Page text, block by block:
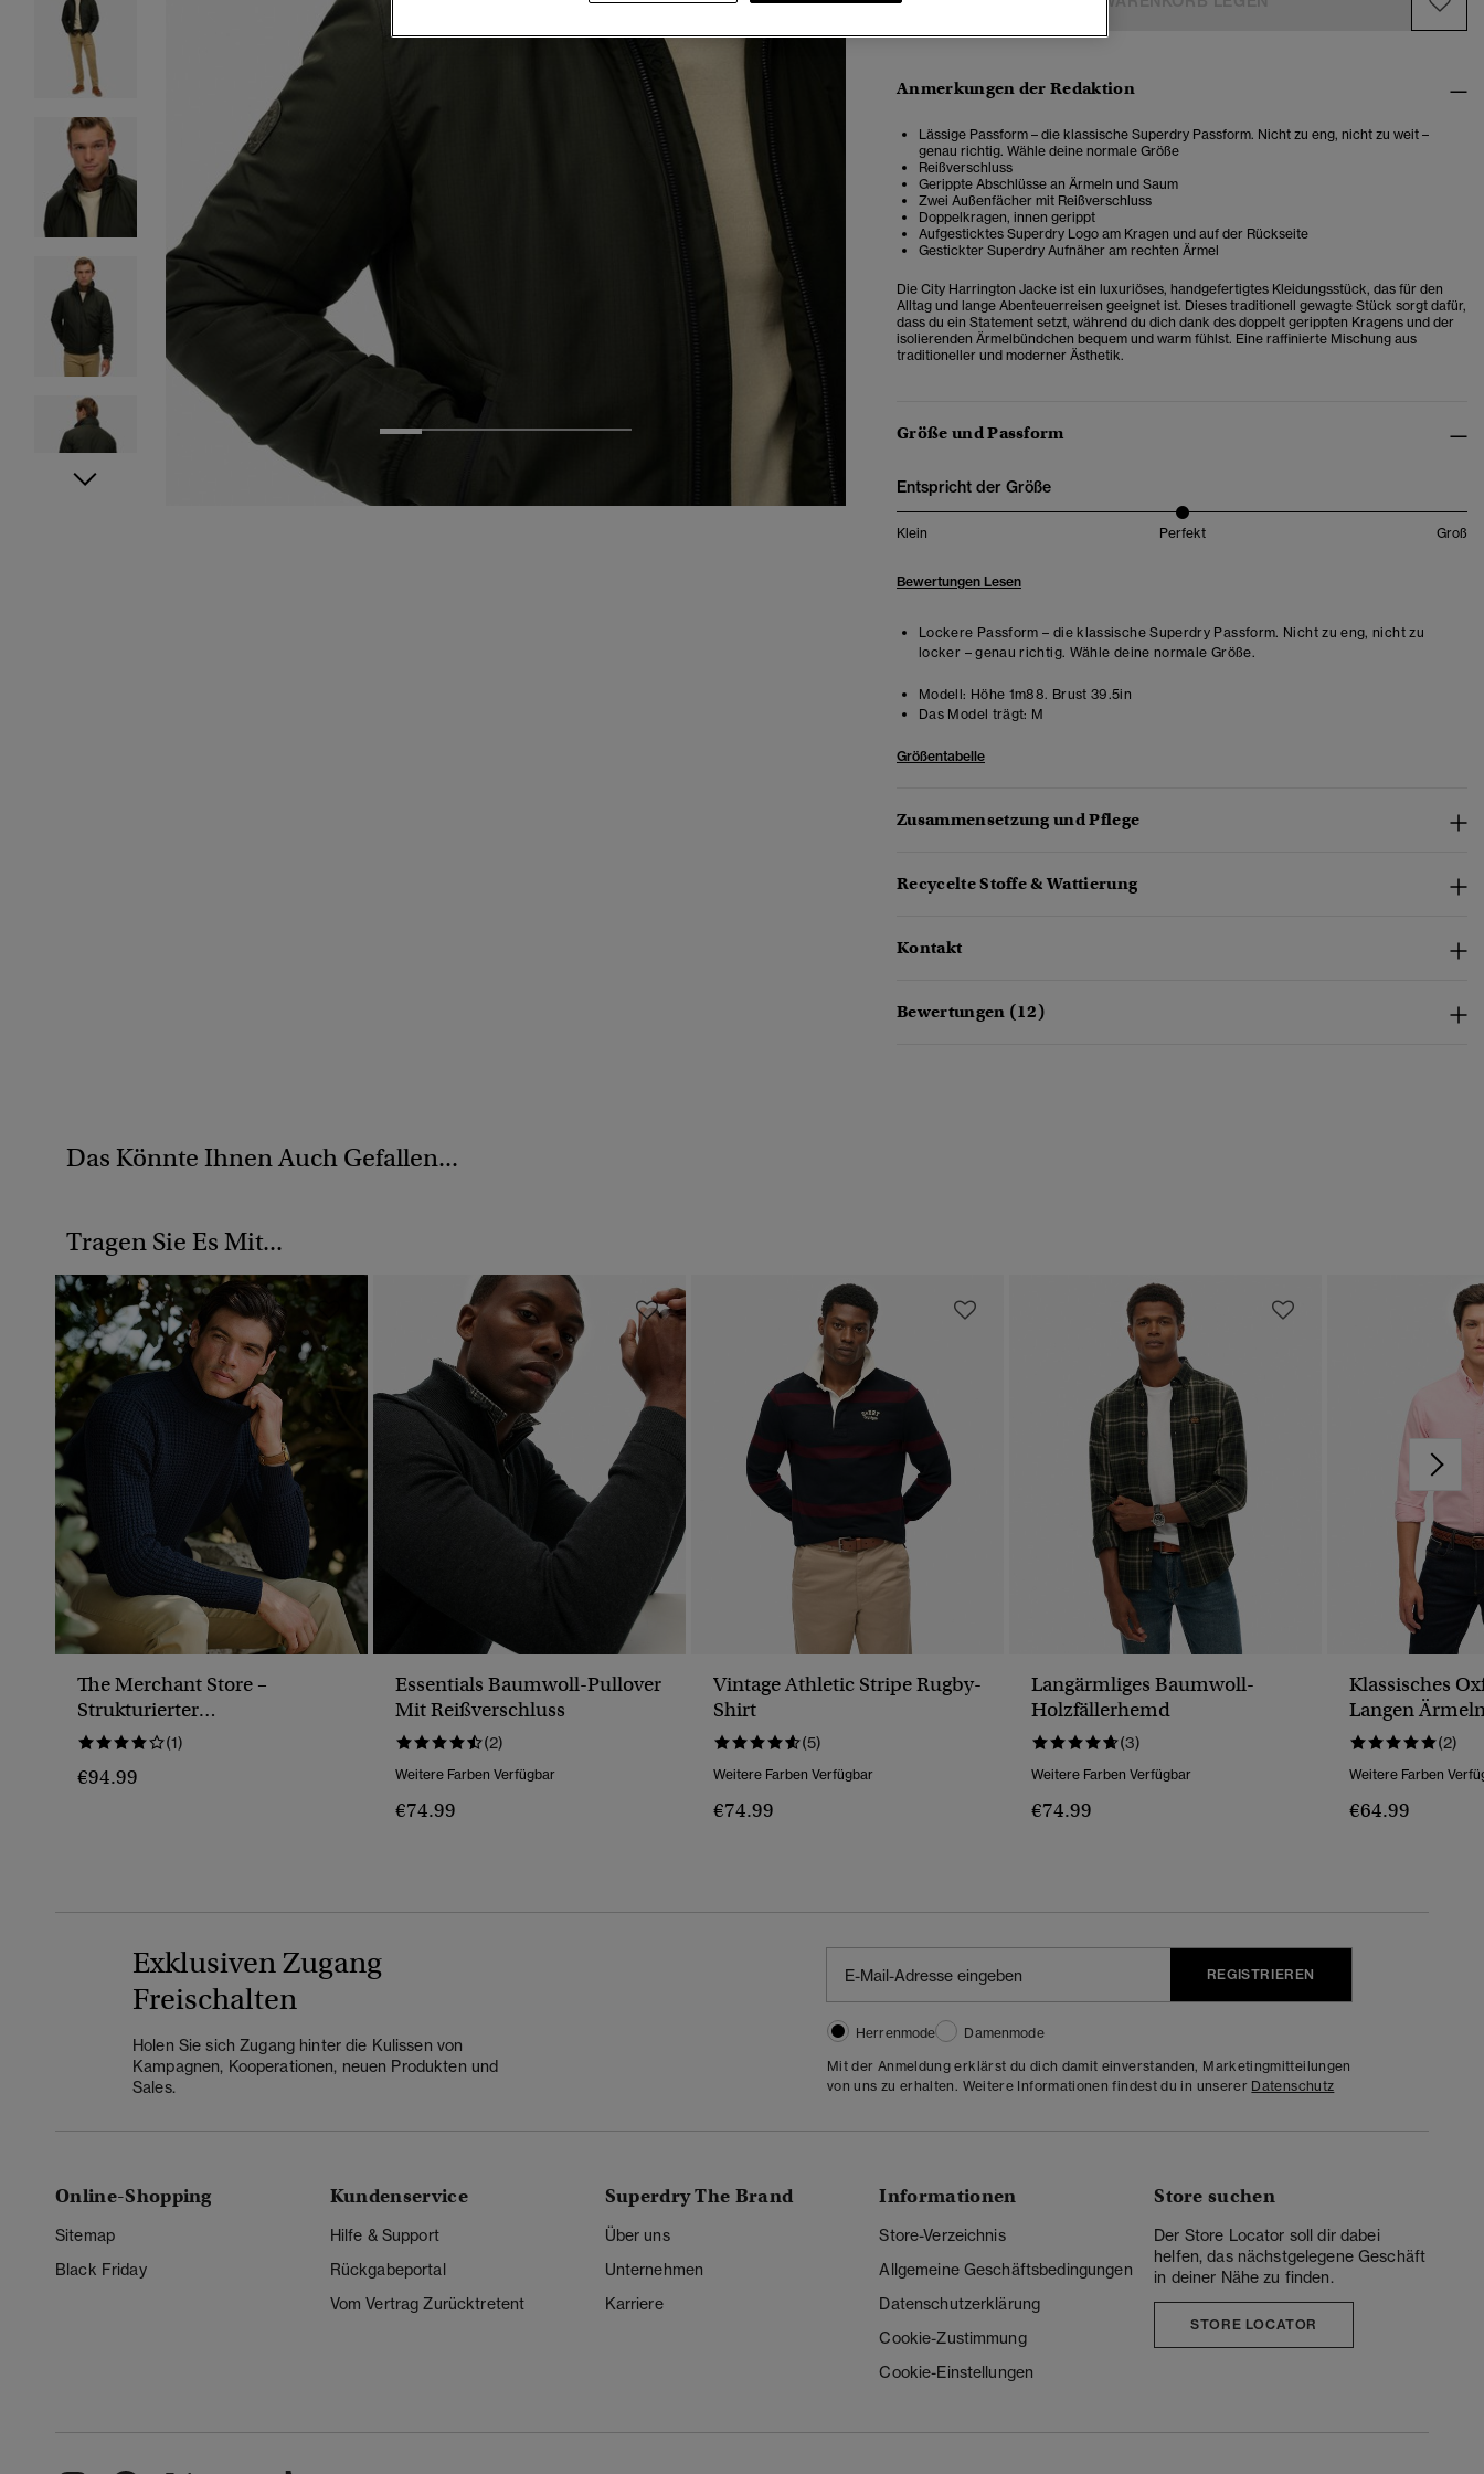
Anmerkungen der Redaktion
Lässige Passform – die klassische Superdry Passform. Nicht zu eng, nicht zu weit –
genau richtig. Wähle deine normale Größe
Reißverschluss
Gerippte Abschlüsse an Ärmeln und Saum
Zwei Außenfächer mit Reißverschluss
Doppelkragen, innen gerippt
Aufgesticktes Superdry Logo am Kragen und auf der Rückseite
Gestickter Superdry Aufnäher am rechten Ärmel
Die City Harrington Jacke ist ein luxuriöses, handgefertigtes Kleidungsstück, das für den
Alltag und lange Abenteuerreisen geeignet ist. Dieses traditionell gewagte Stück sorgt dafür,
dass du ein Statement setzt, während du dich dank des doppelt gerippten Kragens und der
isolierenden Ärmelbündchen bequem und warm fühlst. Eine raffinierte Mischung aus
traditioneller und moderner Ästhetik.
Größe und Passform
Entspricht der Größe
Klein Perfekt Groß
Bewertungen Lesen
Lockere Passform – die klassische Superdry Passform. Nicht zu eng, nicht zu
locker – genau richtig. Wähle deine normale Größe.
Modell: Höhe 1m88. Brust 39.5in
Das Model trägt: M
Größentabelle
Zusammensetzung und Pflege
Recycelte Stoffe & Wattierung
Kontakt
Bewertungen (12)
Das Könnte Ihnen Auch Gefallen...
Tragen Sie Es Mit...
The Merchant Store –
Strukturierter
Rollkragenpullover
(1)
€94.99
Essentials Baumwoll-Pullover
Mit Reißverschluss
(2)
Weitere Farben Verfügbar
€74.99
Vintage Athletic Stripe Rugby-
Shirt
(5)
Weitere Farben Verfügbar
€74.99
Langärmliges Baumwoll-
Holzfällerhemd
(3)
Weitere Farben Verfügbar
€74.99
Klassisches
Langen
(2)
Weitere Farben
€64.99
Exklusiven Zugang
Freischalten
Holen Sie sich Zugang hinter die Kulissen von
Kampagnen, Kooperationen, neuen Produkten und
Sales.
REGISTRIEREN
Herrenmode
Damenmode
Mit der Anmeldung erklärst du dich damit einverstanden, Marketingmitteilungen
von uns zu erhalten. Weitere Informationen findest du in unserer Datenschutz
Online-Shopping
Sitemap
Black Friday
Kundenservice
Hilfe & Support
Rückgabeportal
Vom Vertrag Zurücktretent
Superdry The Brand
Über uns
Unternehmen
Karriere
Informationen
Store-Verzeichnis
Allgemeine Geschäftsbedingungen
Datenschutzerklärung
Cookie-Zustimmung
Cookie-Einstellungen
Store suchen
Der Store Locator soll dir dabei
helfen, das nächstgelegene Geschäft
in deiner Nähe zu finden.
STORE LOCATOR